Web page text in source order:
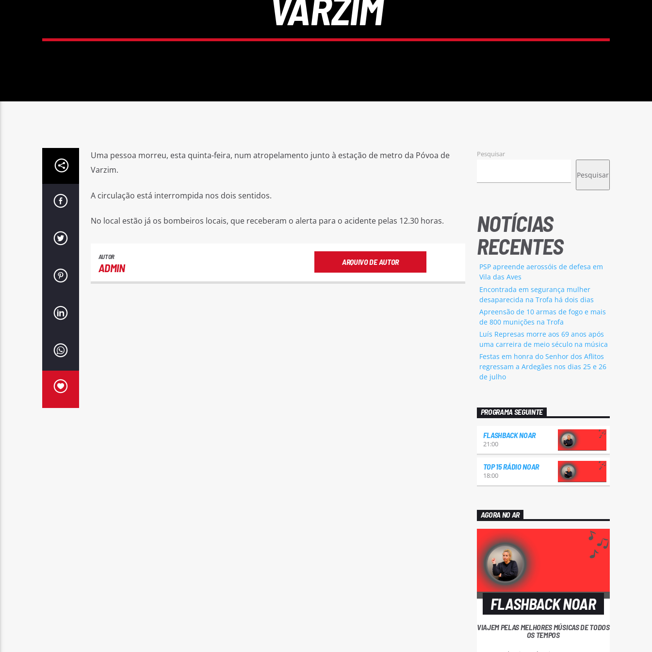
Uma pessoa morreu, esta quinta-feira, num atropelamento junto à estação de metro da Póvoa de
Varzim.
A circulação está interrompida nos dois sentidos.
No local estão já os bombeiros locais, que receberam o alerta para o acidente pelas 12.30 horas.
AUTOR
ADMIN ARQUIVO DE AUTOR
Pesquisar
Pesquisar
NOTÍCIAS
RECENTES
PSP apreende aerossóis de defesa em
Vila das Aves
Encontrada em segurança mulher
desaparecida na Trofa há dois dias
Apreensão de 10 armas de fogo e mais
de 800 munições na Trofa
Luís Represas morre aos 69 anos após
uma carreira de meio século na música
Festas em honra do Senhor dos Aflitos
regressam a Ardegães nos dias 25 e 26
de julho
PROGRAMA SEGUINTE
FLASHBACK NOAR
21:00
TOP 15 RÁDIO NOAR
18:00
AGORA NO AR
FLASHBACK NOAR
VIAJEM PELAS MELHORES MÚSICAS DE TODOS
OS TEMPOS